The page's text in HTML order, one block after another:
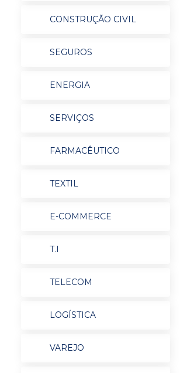
CONSTRUÇÃO CIVIL
SEGUROS
ENERGIA
SERVIÇOS
FARMACÊUTICO
TEXTIL
E-COMMERCE
T.I
TELECOM
LOGÍSTICA
VAREJO